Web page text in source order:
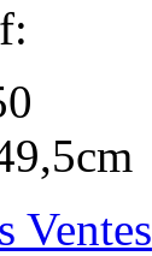
Ventes